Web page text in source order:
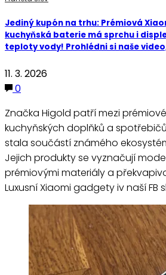
Jediný kupón na trhu: Prémiová
kuchyňská baterie má sprchu i
teploty vody! Prohlédni si naše
11. 3. 2026
0
Značka Higold patří mezi
kuchyňských doplňků a
stala součástí známého
Jejich produkty se vyznačují
prémiovými materiály a
Luxusní Xiaomi gadgety iv naší FB